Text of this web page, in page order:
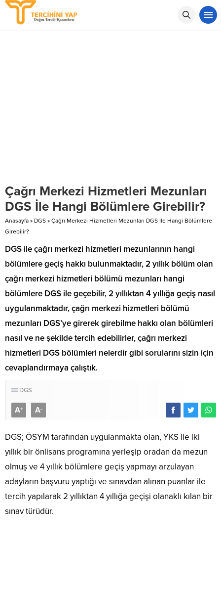
Çağrı Merkezi Hizmetleri Mezunları
DGS İle Hangi Bölümlere Girebilir?
Anasayfa » DGS » Çağrı Merkezi Hizmetleri Mezunları DGS İle Hangi Bölümlere
Girebilir?
DGS ile çağrı merkezi hizmetleri mezunlarının hangi
bölümlere geçiş hakkı bulunmaktadır, 2 yıllık bölüm olan
çağrı merkezi hizmetleri bölümü mezunları hangi
bölümlere DGS ile geçebilir, 2 yıllıktan 4 yıllığa geçiş nasıl
uygulanmaktadır, çağrı merkezi hizmetleri bölümü
mezunları DGS’ye girerek girebilme hakkı olan bölümleri
nasıl ve ne şekilde tercih edebilirler, çağrı merkezi
hizmetleri DGS bölümleri nelerdir gibi sorularını sizin için
cevaplandırmaya çalıştık.
DGS
A+ A-
DGS; ÖSYM tarafından uygulanmakta olan, YKS ile iki
yıllık bir önlisans programına yerleşip oradan da mezun
olmuş ve 4 yıllık bölümlere geçiş yapmayı arzulayan
adayların başvuru yaptığı ve sınavdan alınan puanlar ile
tercih yapılarak 2 yıllıktan 4 yıllığa geçişi olanaklı kılan bir
sınav türüdür.